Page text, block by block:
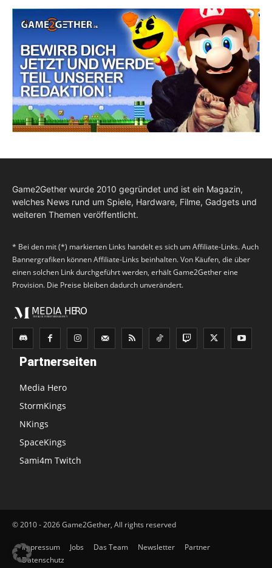
Game2Gether wurde 2010 gegründet und ist ein Magazin,
welches News rund um Spiele, Hardware, Filme, Gadgets und
weiteren Themen veröffentlicht.
* Bei den mit (*) markierten Links handelt es sich um Affiliate-Links. Auch
Bannergrafiken können Affiliate-Links beinhalten. Von Käufen, die über
einen solchen Link durchgeführt werden, erhält Game2Gether eine
Provision. Die Preise bleiben dadurch unverändert.
Partnerseiten
Media Hero
StormKings
NKings
SpaceKings
Sami4m Twitch
© 2010 - 2026 Game2Gether, All rights reserved
Impressum Jobs Das Team Newsletter
Partner
Datenschutz